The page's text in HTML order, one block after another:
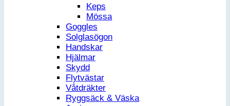
Keps
Mössa
Goggles
Solglasögon
Handskar
Hjälmar
Skydd
Flytvästar
Våtdräkter
Ryggsäck & Väska